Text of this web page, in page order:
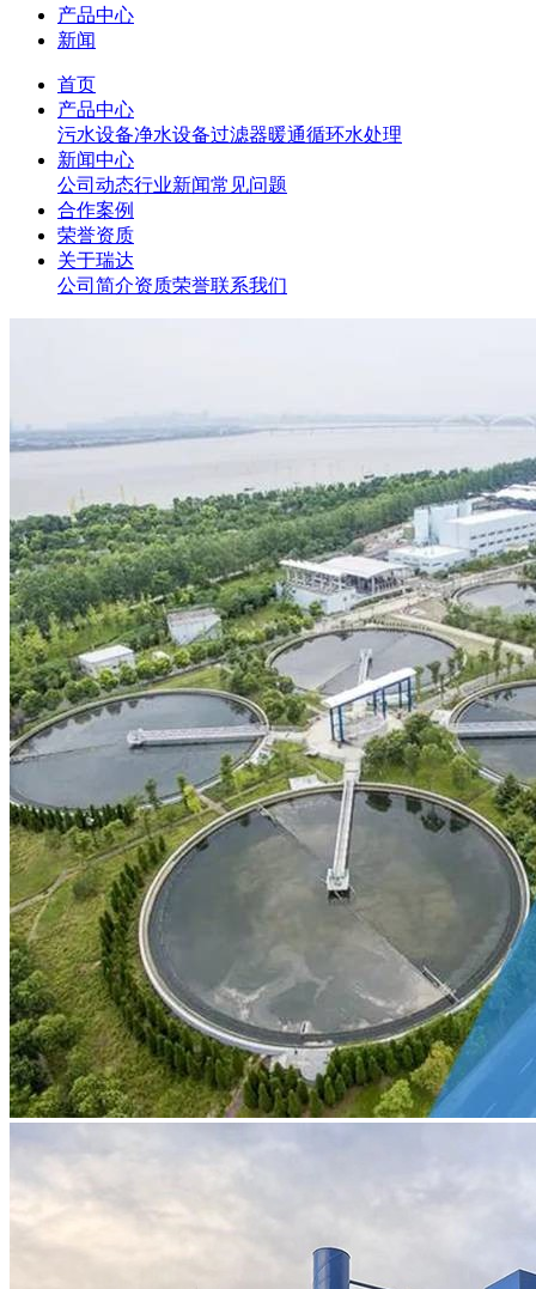
产品中心
新闻
首页
产品中心
污水设备净水设备过滤器暖通循环水处理
新闻中心
公司动态行业新闻常见问题
合作案例
荣誉资质
关于瑞达
公司简介资质荣誉联系我们